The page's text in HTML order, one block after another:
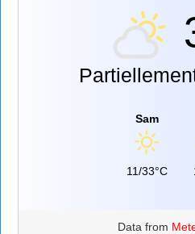
Sam
11/33°C
Data from